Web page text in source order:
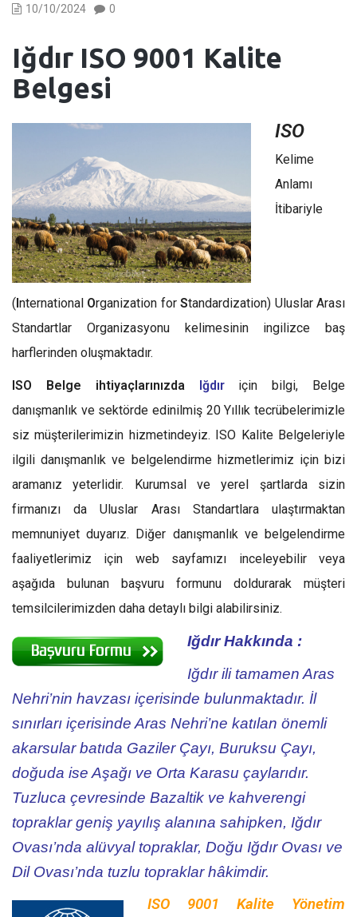
10/10/2024 0
Iğdır ISO 9001 Kalite
Belgesi
ISO
Kelime
Anlamı
İtibariyle
(International Organization forStandardization) Uluslar Arası
Standartlar Organizasyonu kelimesinin ingilizce baş
harflerinden oluşmaktadır.
ISO Belge ihtiyaçlarınızda Iğdır için bilgi, Belge
danışmanlık ve sektörde edinilmiş 20 Yıllık tecrübelerimizle
siz müşterilerimizin hizmetindeyiz. ISO Kalite Belgeleriyle
ilgili danışmanlık ve belgelendirme hizmetlerimiz için bizi
aramanız yeterlidir. Kurumsal ve yerel şartlarda sizin
firmanızı da Uluslar Arası Standartlara ulaştırmaktan
memnuniyet duyarız. Diğer danışmanlık ve belgelendirme
faaliyetlerimiz için web sayfamızı inceleyebilir veya
aşağıda bulunan başvuru formunu doldurarak müşteri
temsilcilerimizden daha detaylı bilgi alabilirsiniz.
Iğdır Hakkında :
Iğdır ili tamamen Aras
Nehri’nin havzası içerisinde bulunmaktadır. İl
sınırları içerisinde Aras Nehri’ne katılan önemli
akarsular batıda Gaziler Çayı, Buruksu Çayı,
doğuda ise Aşağı ve Orta Karasu çaylarıdır.
Tuzluca çevresinde Bazaltik ve kahverengi
topraklar geniş yayılış alanına sahipken, Iğdır
Ovası’nda alüvyal topraklar, Doğu Iğdır Ovası ve
Dil Ovası’nda tuzlu topraklar hâkimdir.
ISO 9001 Kalite Yönetim